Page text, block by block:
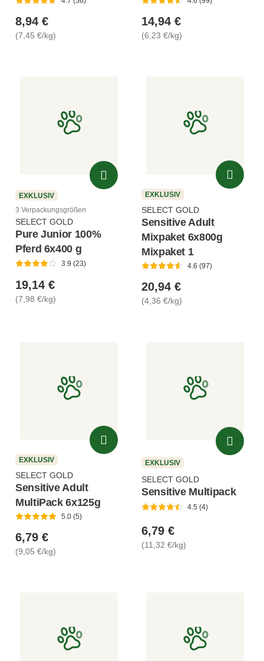
8,94 €
(7,45 €/kg)
14,94 €
(6,23 €/kg)
EXKLUSIV
3 Verpackungsgrößen
SELECT GOLD
Pure Junior 100%
Pferd 6x400 g
3.9 (23)
19,14 €
(7,98 €/kg)
EXKLUSIV
SELECT GOLD
Sensitive Adult
Mixpaket 6x800g
Mixpaket 1
4.6 (97)
20,94 €
(4,36 €/kg)
EXKLUSIV
SELECT GOLD
Sensitive Adult
MultiPack 6x125g
5.0 (5)
6,79 €
(9,05 €/kg)
EXKLUSIV
SELECT GOLD
Sensitive Multipack
4.5 (4)
6,79 €
(11,32 €/kg)